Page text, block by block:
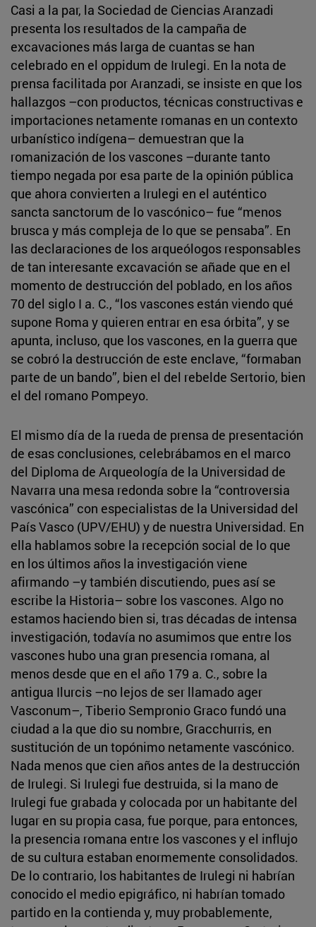
Casi a la par, la Sociedad de Ciencias Aranzadi
presenta los resultados de la campaña de
excavaciones más larga de cuantas se han
celebrado en el oppidum de Irulegi. En la nota de
prensa facilitada por Aranzadi, se insiste en que los
hallazgos –con productos, técnicas constructivas e
importaciones netamente romanas en un contexto
urbanístico indígena– demuestran que la
romanización de los vascones –durante tanto
tiempo negada por esa parte de la opinión pública
que ahora convierten a Irulegi en el auténtico
sancta sanctorum de lo vascónico– fue “menos
brusca y más compleja de lo que se pensaba”. En
las declaraciones de los arqueólogos responsables
de tan interesante excavación se añade que en el
momento de destrucción del poblado, en los años
70 del siglo I a. C., “los vascones están viendo qué
supone Roma y quieren entrar en esa órbita”, y se
apunta, incluso, que los vascones, en la guerra que
se cobró la destrucción de este enclave, “formaban
parte de un bando”, bien el del rebelde Sertorio, bien
el del romano Pompeyo.
El mismo día de la rueda de prensa de presentación
de esas conclusiones, celebrábamos en el marco
del Diploma de Arqueología de la Universidad de
Navarra una mesa redonda sobre la “controversia
vascónica” con especialistas de la Universidad del
País Vasco (UPV/EHU) y de nuestra Universidad. En
ella hablamos sobre la recepción social de lo que
en los últimos años la investigación viene
afirmando –y también discutiendo, pues así se
escribe la Historia– sobre los vascones. Algo no
estamos haciendo bien si, tras décadas de intensa
investigación, todavía no asumimos que entre los
vascones hubo una gran presencia romana, al
menos desde que en el año 179 a. C., sobre la
antigua Ilurcis –no lejos de ser llamado ager
Vasconum–, Tiberio Sempronio Graco fundó una
ciudad a la que dio su nombre, Gracchurris, en
sustitución de un topónimo netamente vascónico.
Nada menos que cien años antes de la destrucción
de Irulegi. Si Irulegi fue destruida, si la mano de
Irulegi fue grabada y colocada por un habitante del
lugar en su propia casa, fue porque, para entonces,
la presencia romana entre los vascones y el influjo
de su cultura estaban enormemente consolidados.
De lo contrario, los habitantes de Irulegi ni habrían
conocido el medio epigráfico, ni habrían tomado
partido en la contienda y, muy probablemente,